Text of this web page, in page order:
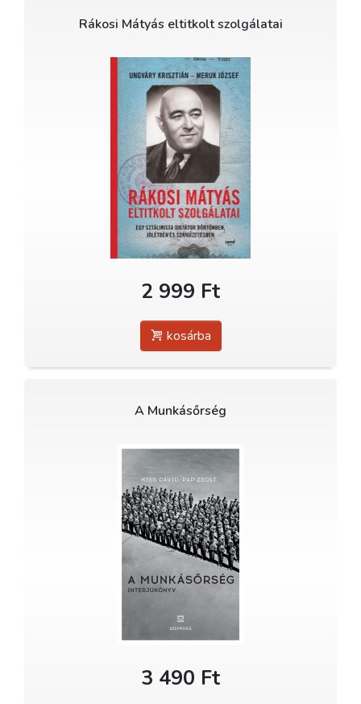
Rákosi Mátyás eltitkolt szolgálatai
2 999 Ft
kosárba
A Munkásőrség
3 490 Ft